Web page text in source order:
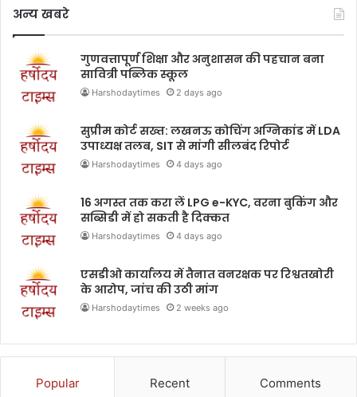
अन्य खबरे
गुणवत्तापूर्ण शिक्षा और अनुशासन की पहचान बना
सावित्री पब्लिक स्कूल
Harshodaytimes 2 days ago
सुप्रीम कोर्ट सख्त: लखनऊ कोचिंग अग्निकांड में LDA
उपाध्यक्ष तलब, SIT से मांगी सीलबंद रिपोर्ट
Harshodaytimes 4 days ago
16 अगस्त तक करा लें LPG e-KYC, वरना बुकिंग और
सब्सिडी में हो सकती है दिक्कत
Harshodaytimes 4 days ago
एसडीओ कार्यालय में तैनात वनरक्षक पर रिश्वतखोरी
के आरोप, जांच की उठी मांग
Harshodaytimes 2 weeks ago
Popular Recent Comments